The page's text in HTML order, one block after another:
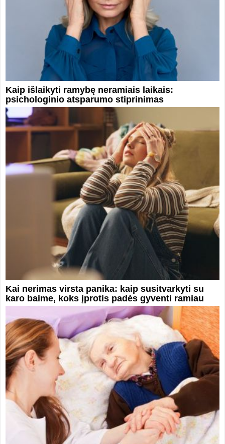
Kaip išlaikyti ramybę neramiais laikais:
psichologinio atsparumo stiprinimas
Kai nerimas virsta panika: kaip susitvarkyti su
karo baime, koks įprotis padės gyventi ramiau